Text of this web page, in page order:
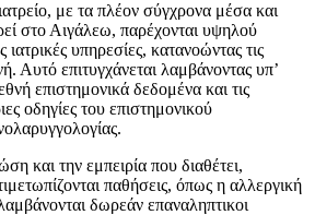
με τα πλέον σύγχρονα μέσα και
στο Αιγάλεω, παρέχονται υψηλού
ιατρικές υπηρεσίες, κατανοώντας τις
Αυτό επιτυγχάνεται λαμβάνοντας υπ’
επιστημονικά δεδομένα και τις
οδηγίες του επιστημονικού
και την εμπειρία που διαθέτει,
παθήσεις, όπως η αλλεργική
δωρεάν επαναληπτικοι